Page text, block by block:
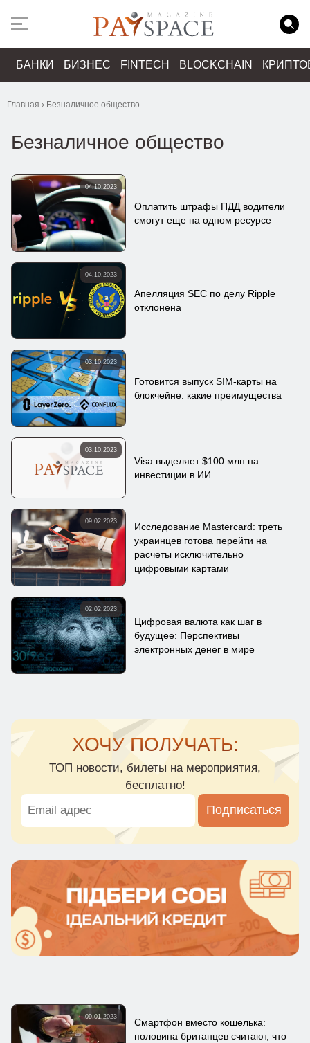
БАНКИ БИЗНЕС FINTECH BLOCKCHAIN
Главная › Безналичное общество
Безналичное общество
04.10.2023
Оплатить штрафы ПДД водители
смогут еще на одном ресурсе
04.10.2023
Апелляция SEC по делу Ripple
отклонена
03.10.2023
Готовится выпуск SIM-карты на
блокчейне: какие преимущества
03.10.2023
Visa выделяет $100 млн на
инвестиции в ИИ
09.02.2023
Исследование Mastercard: треть
украинцев готова перейти на
расчеты исключительно
цифровыми картами
02.02.2023
Цифровая валюта как шаг в
будущее: Перспективы
электронных денег в мире
09.01.2023
Смартфон вместо кошелька:
половина британцев считают, что
ХОЧУ ПОЛУЧАТЬ:
ТОП новости, билеты на мероприятия,
бесплатно!
Подписаться